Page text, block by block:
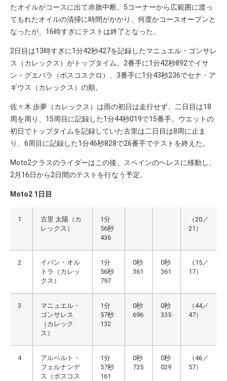
たオイルがコースに出て赤旗中断。5コーナーから広範囲に渡っ
てもれたオイルの清掃に時間がかかり、何度かコースオープンと
なったが、16時すぎにテストは終了となった。
2日目は13時すぎに1分42秒427を記録したマニュエル・ゴンサレ
ス（カレックス）がトップタイム。2番手に1分42秒892でイサ
ン・グエバラ（ボスコスクロ）、3番手に1分43秒236でセナ・ア
ギウス（カレックス）の順。
佐々木 歩夢（カレックス）は雨の初日は走行せず、二日目は18
周を周り、15周目に記録した1分44秒019で15番手。ウエットの
初日でトップタイムを記録していた古里は二日目は8周に止ま
り、6周目に記録した1分46秒828で26番手でテストを終えた。
Moto2クラスのライダーはこの後、スペインのヘレスに移動し、
2月16日から2日間のテストを行なう予定。
Moto2 1日目
1
古里 太陽（カ
レックス）
1分
56秒
436
（20／
21）
2
イバン・オル
トラ（カレッ
クス）
1分
56秒
797
0秒
361
0秒
361
（15／
17）
3
マニュエル・
ゴンサレス
（カレック
ス）
1分
57秒
132
0秒
696
0秒
335
（44／
47）
4
アルベルト・
フェルナンデ
ス（ボスコス
1分
57秒
161
0秒
725
0秒
029
（46／
57）